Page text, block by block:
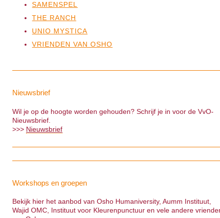
SAMENSPEL
THE RANCH
UNIO MYSTICA
VRIENDEN VAN OSHO
Nieuwsbrief
Wil je op de hoogte worden gehouden? Schrijf je in voor de VvO-
Nieuwsbrief.
>>> Nieuwsbrief
Workshops en groepen
Bekijk hier het aanbod van Osho Humaniversity, Aumm Instituut,
Wajid OMC, Instituut voor Kleurenpunctuur en vele andere